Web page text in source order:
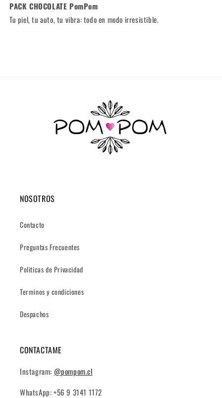
PACK CHOCOLATE PomPom
Tu piel, tu auto, tu vibra: todo en modo irresistible.
NOSOTROS
Contacto
Preguntas Frecuentes
Politicas de Privacidad
Terminos y condiciones
Despachos
CONTACTAME
Instagram: @pompom.cl
WhatsApp: +56 9 3141 1172